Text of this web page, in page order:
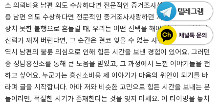
소 의뢰비용 남편 외도 수상하다면 전문적인 증거조사성남흥신소 의뢰비
용 남편 외도 수상하다면 전문적인 증거조사사랑하던 사람과의 관계가 예
상치 못한 불행으로 흔들릴 때, 우리는 어떤 선택을 해야 할까요? 부부의
신뢰가 깨져 버린다면, 그 순간은 결코 잊을 수 없는 사건일 것 입니다. 저
역시 남편의 불륜 의심으로 인해 힘든 시간을 보낸 경험이 있어요. 그러던
중 성남흥신소를 통해 큰 도움을 받았고, 그 과정에서 느낀 이야기들을 전
하고 싶어요. 누군가는 흥신소비용 제 이야기가 마음의 위안이 되기를 바
라며 글을 시작합니다. 아마 저와 비슷한 고민으로 힘든 시간을 보내는 분
들이라면, 적절한 시기가 존재한다는 것을 잊지 마세요. 이 타이밍을 놓치